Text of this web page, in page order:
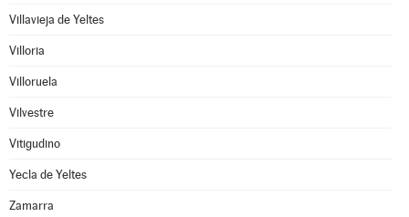
Villavieja de Yeltes
Villoria
Villoruela
Vilvestre
Vitigudino
Yecla de Yeltes
Zamarra